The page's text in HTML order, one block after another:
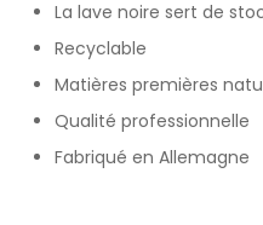
La lave noire sert de
Recyclable
Matières premières
Qualité professionnelle
Fabriqué en Allemagne